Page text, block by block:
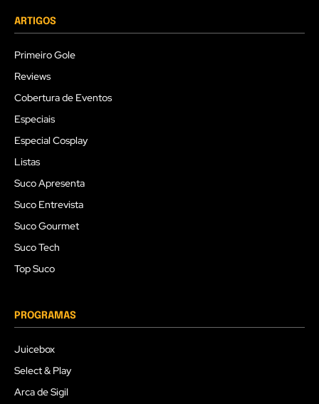
ARTIGOS
Primeiro Gole
Reviews
Cobertura de Eventos
Especiais
Especial Cosplay
Listas
Suco Apresenta
Suco Entrevista
Suco Gourmet
Suco Tech
Top Suco
PROGRAMAS
Juicebox
Select & Play
Arca de Sigil